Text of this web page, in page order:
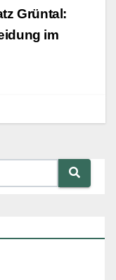
Grüntal:
im